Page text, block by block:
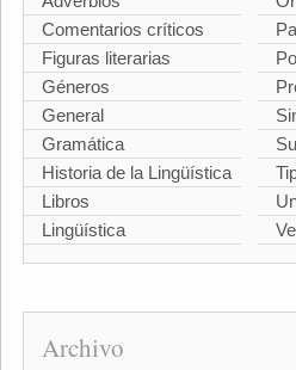
Comentarios críticos
Figuras literarias
Géneros
General
Gramática
Historia de la Lingüística
Libros
Lingüística
Archivo